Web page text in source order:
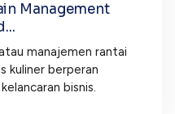
Proyek
Dan CC
Management
manajemen rantai
kuliner berperan
bisnis.